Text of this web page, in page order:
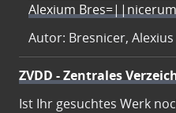
Alexium
Autor: Bresnicer, Alexius
ZVDD - Zentrales
Ist Ihr gesuchtes Werk